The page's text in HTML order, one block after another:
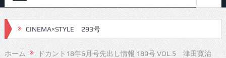
CINEMA×STYLE 293号
CINEMA×STYLE 292号
ホーム
ドカント18年6月号先出し情報 189号 VOL.5 津田寛治